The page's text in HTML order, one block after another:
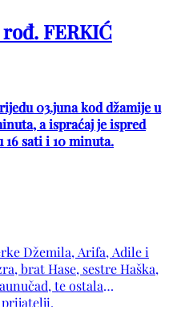
FERKIĆ
03.juna kod džamije u
a ispraćaj je ispred
sati i 10 minuta.
Džemila, Arifa, Adile i
brat Hase, sestre Haška,
te ostala